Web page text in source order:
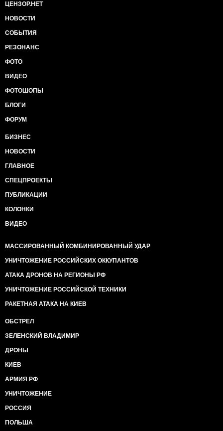
ЦЕНЗОР.НЕТ
НОВОСТИ
СОБЫТИЯ
РЕЗОНАНС
ФОТО
ВИДЕО
ФОТОШОПЫ
БЛОГИ
ФОРУМ
БИЗНЕС
НОВОСТИ
ГЛАВНОЕ
СПЕЦПРОЕКТЫ
ПУБЛИКАЦИИ
КОЛОНКИ
ВИДЕО
МАССИРОВАННЫЙ КОМБИНИРОВАННЫЙ УДАР
УНИЧТОЖЕНИЕ РОССИЙСКИХ ОККУПАНТОВ
АТАКА ДРОНОВ НА РЕГИОНЫ РФ
УНИЧТОЖЕНИЕ РОССИЙСКОЙ ТЕХНИКИ
РАКЕТНАЯ АТАКА НА КИЕВ
ОБСТРЕЛ
ЗЕЛЕНСКИЙ ВЛАДИМИР
ДРОНЫ
КИЕВ
АРМИЯ РФ
УНИЧТОЖЕНИЕ
РОССИЯ
ПОЛЬША